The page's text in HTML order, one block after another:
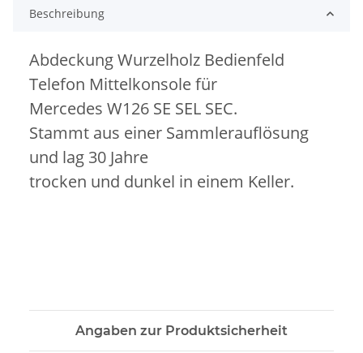
Beschreibung
Abdeckung Wurzelholz Bedienfeld
Telefon Mittelkonsole für
Mercedes W126 SE SEL SEC.
Stammt aus einer Sammlerauflösung
und lag 30 Jahre
trocken und dunkel in einem Keller.
Angaben zur Produktsicherheit